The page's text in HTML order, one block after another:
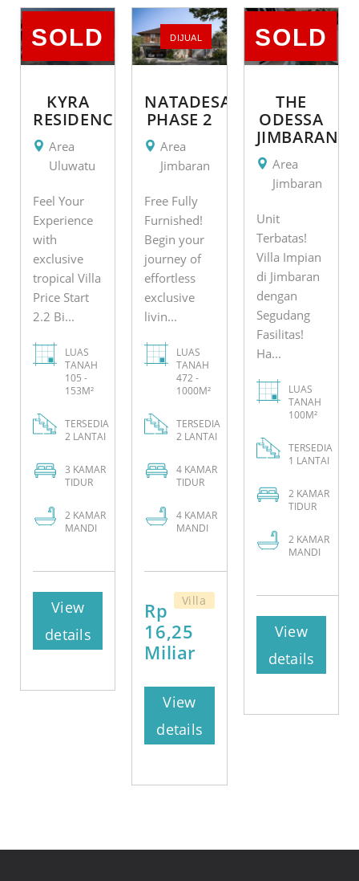
SOLD
KYRA
RESIDENCE
Area
Uluwatu
Feel Your
Experience
with
exclusive
tropical Villa
Price Start
2.2 Bi...
LUAS
TANAH
105 -
153M²
TERSEDIA
2 LANTAI
3 KAMAR
TIDUR
2 KAMAR
MANDI
View
details
DIJUAL
NATADESA
PHASE 2
Area
Jimbaran
Free Fully
Furnished!
Begin your
journey of
effortless
exclusive
livin...
LUAS
TANAH
472 -
1000M²
TERSEDIA
2 LANTAI
4 KAMAR
TIDUR
4 KAMAR
MANDI
Rp
16,25
Miliar
Villa
View
details
SOLD
THE
ODESSA
JIMBARAN
Area
Jimbaran
Unit
Terbatas!
Villa Impian
di Jimbaran
dengan
Segudang
Fasilitas!
Ha...
LUAS
TANAH
100M²
TERSEDIA
1 LANTAI
2 KAMAR
TIDUR
2 KAMAR
MANDI
View
details